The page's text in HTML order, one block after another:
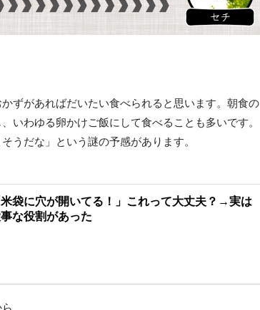
ずがあればだいたい食べられると思います。朝食の
いわゆる卵かけご飯にして食べることも多いです。
うだな」という謎の予感があります。
米袋に穴が開いてる！」これって大丈夫？→実は
な役割があった
。